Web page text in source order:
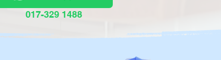
017-329 1488